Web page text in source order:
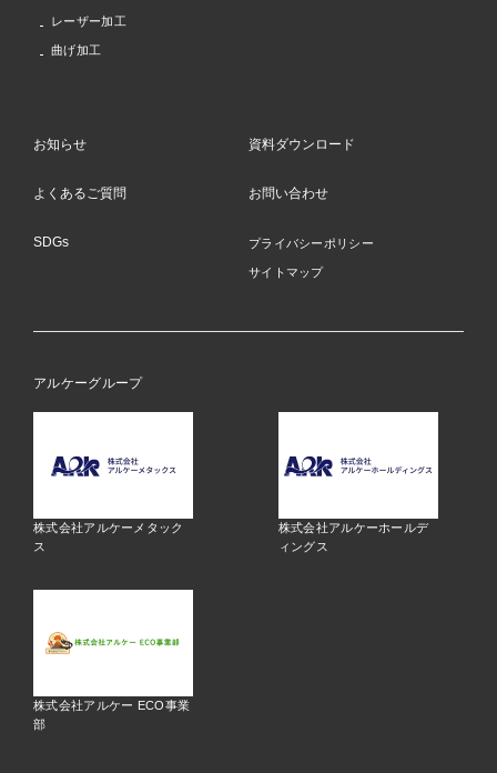
レーザー加工
曲げ加工
お知らせ
よくあるご質問
SDGs
資料ダウンロード
お問い合わせ
プライバシーポリシー
サイトマップ
アルケーグループ
株式会社アルケーメタック
ス
株式会社アルケーホールデ
ィングス
株式会社アルケー ECO事業
部